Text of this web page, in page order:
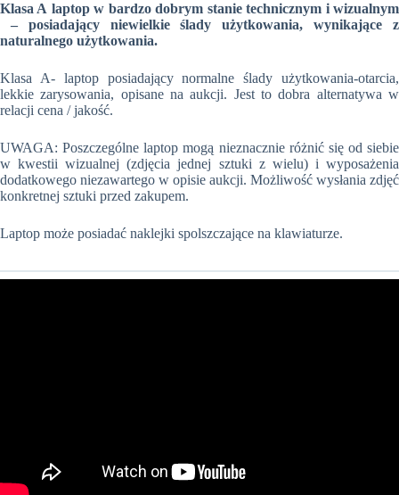
Klasa A laptop w bardzo dobrym stanie technicznym i wizualnym
– posiadający niewielkie ślady użytkowania, wynikające z
naturalnego użytkowania.
Klasa A- laptop posiadający normalne ślady użytkowania-otarcia,
lekkie zarysowania, opisane na aukcji. Jest to dobra alternatywa w
relacji cena / jakość.
UWAGA: Poszczególne laptop mogą nieznacznie różnić się od siebie
w kwestii wizualnej (zdjęcia jednej sztuki z wielu) i wyposażenia
dodatkowego niezawartego w opisie aukcji. Możliwość wysłania zdjęć
konkretnej sztuki przed zakupem.
Laptop może posiadać naklejki spolszczające na klawiaturze.